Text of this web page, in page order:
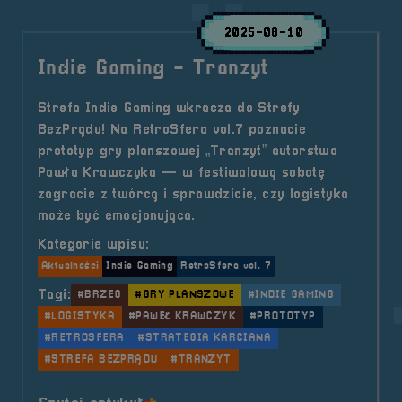
2025-08-10
Indie Gaming - Tranzyt
Strefa Indie Gaming wkracza do Strefy
BezPrądu! Na RetroSfera vol.7 poznacie
prototyp gry planszowej „Tranzyt” autorstwa
Pawła Krawczyka — w festiwalową sobotę
zagracie z twórcą i sprawdzicie, czy logistyka
może być emocjonująca.
Kategorie wpisu:
Aktualności Indie Gaming RetroSfera vol. 7
Tagi: #BRZEG #GRY PLANSZOWE
#INDIE GAMING
#LOGISTYKA
#PAWEŁ KRAWCZYK
#PROTOTYP
#RETROSFERA
#STRATEGIA KARCIANA
#STREFA BEZPRĄDU
#TRANZYT